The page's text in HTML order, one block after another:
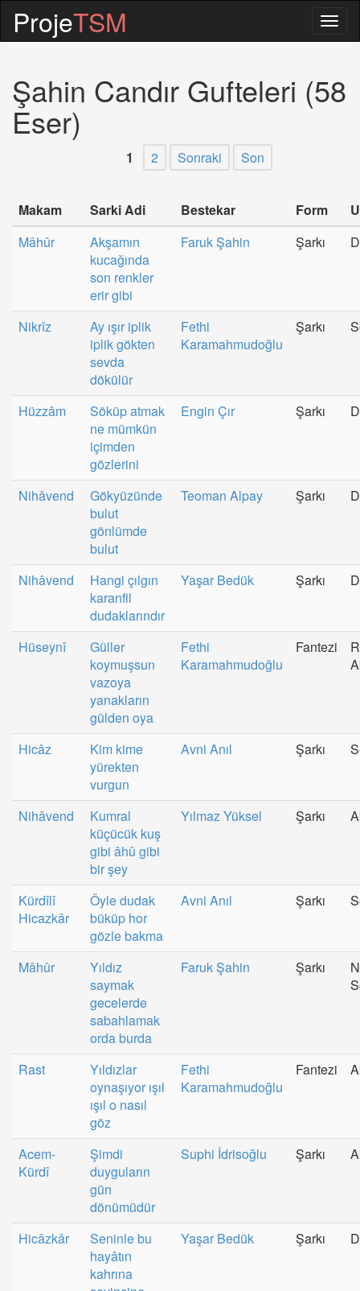
ProjeTSM
Şahin Candır Gufteleri (58
Eser)
1 2 Sonraki Son
Makam Sarki Adi Bestekar Form
Mâhûr
Akşamın
kucağında
son renkler
erir gibi
Faruk Şahin Şarkı
Nikrîz
Ay ışır iplik
iplik gökten
sevda
dökülür
Fethi
Karamahmudoğlu
Şarkı
Hüzzâm
Söküp atmak
ne mümkün
içimden
gözlerini
Engin Çır Şarkı
Nihâvend
Gökyüzünde
bulut
gönlümde
bulut
Teoman Alpay Şarkı
Nihâvend
Hangi çılgın
karanfil
dudaklarındır
Yaşar Bedük Şarkı
Hüseynî
Güller
koymuşsun
vazoya
yanakların
gülden oya
Fethi
Karamahmudoğlu
Fantezi
Hicâz
Kim kime
yürekten
vurgun
Avni Anıl Şarkı
Nihâvend
Kumral
küçücük kuş
gibi âhû gibi
bir şey
Yılmaz Yüksel Şarkı
Kürdîlî
Hicazkâr
Öyle dudak
büküp hor
gözle bakma
Avni Anıl Şarkı
Mâhûr
Yıldız
saymak
gecelerde
sabahlamak
orda burda
Faruk Şahin Şarkı
Rast
Yıldızlar
oynaşıyor ışıl
ışıl o nasıl
göz
Fethi
Karamahmudoğlu
Fantezi
Acem-
Kürdî
Şimdi
duyguların
gün
dönümüdür
Suphi İdrisoğlu Şarkı
Hicâzkâr
Seninle bu
hayâtın
kahrına
Yaşar Bedük Şarkı